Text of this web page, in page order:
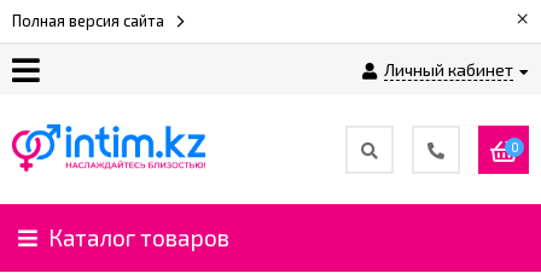
Полная версия сайта ×
Личный кабинет
нас
Доставка
и
0
Каталог товаров